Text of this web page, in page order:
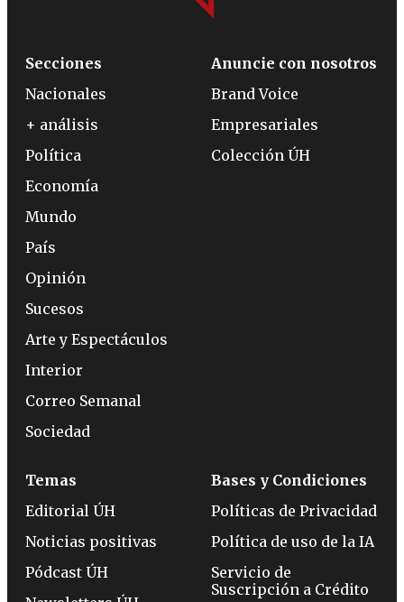
Secciones
Nacionales
+ análisis
Política
Economía
Mundo
País
Opinión
Sucesos
Arte y Espectáculos
Interior
Correo Semanal
Sociedad
Anuncie con nosotros
Brand Voice
Empresariales
Colección ÚH
Temas
Editorial ÚH
Noticias positivas
Pódcast ÚH
Bases y Condiciones
Políticas de Privacidad
Política de uso de la IA
Servicio de
Suscripción a Crédito